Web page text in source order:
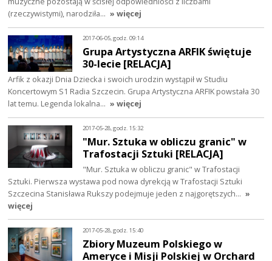
(rzeczywistymi), narodziła… » więcej
2017-06-05, godz. 09:14
Grupa Artystyczna ARFIK świętuje
30-lecie [RELACJA]
Arfik z okazji Dnia Dziecka i swoich urodzin wystąpił w Studiu
Koncertowym S1 Radia Szczecin. Grupa Artystyczna ARFIK powstała 30
lat temu. Legenda lokalna… » więcej
2017-05-28, godz. 15:32
"Mur. Sztuka w obliczu granic" w
Trafostacji Sztuki [RELACJA]
"Mur. Sztuka w obliczu granic" w Trafostacji
Sztuki. Pierwsza wystawa pod nowa dyrekcją w Trafostacji Sztuki
Szczecina Stanisława Rukszy podejmuje jeden z najgorętszych… »
więcej
2017-05-28, godz. 15:40
Zbiory Muzeum Polskiego w
Ameryce i Misji Polskiej w Orchard